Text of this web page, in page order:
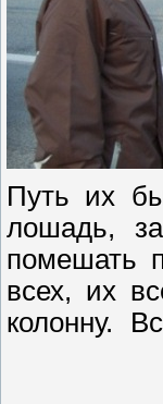
Путь их
лошадь,
помешать
всех, их
колонну.